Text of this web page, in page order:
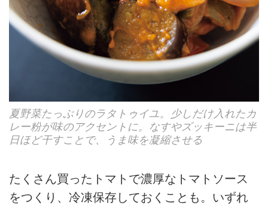
夏野菜たっぷりのラタトゥイユ。少しだけ入れたカ
レー粉が味のアクセントに。なすやズッキーニは半
日ほど干すことで、うま味を凝縮させる
たくさん買ったトマトで濃厚なトマトソース
をつくり、冷凍保存しておくことも。いずれ